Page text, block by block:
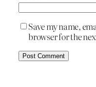
Save my name,
browser for the